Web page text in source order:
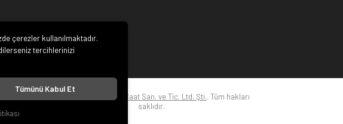
Kuz Optik ve Saat San. ve Tic. Ltd. Şti.. Tüm hakları
saklıdır.
çerezler kullanılmaktadır.
tercihlerinizi
Tümünü Kabul Et